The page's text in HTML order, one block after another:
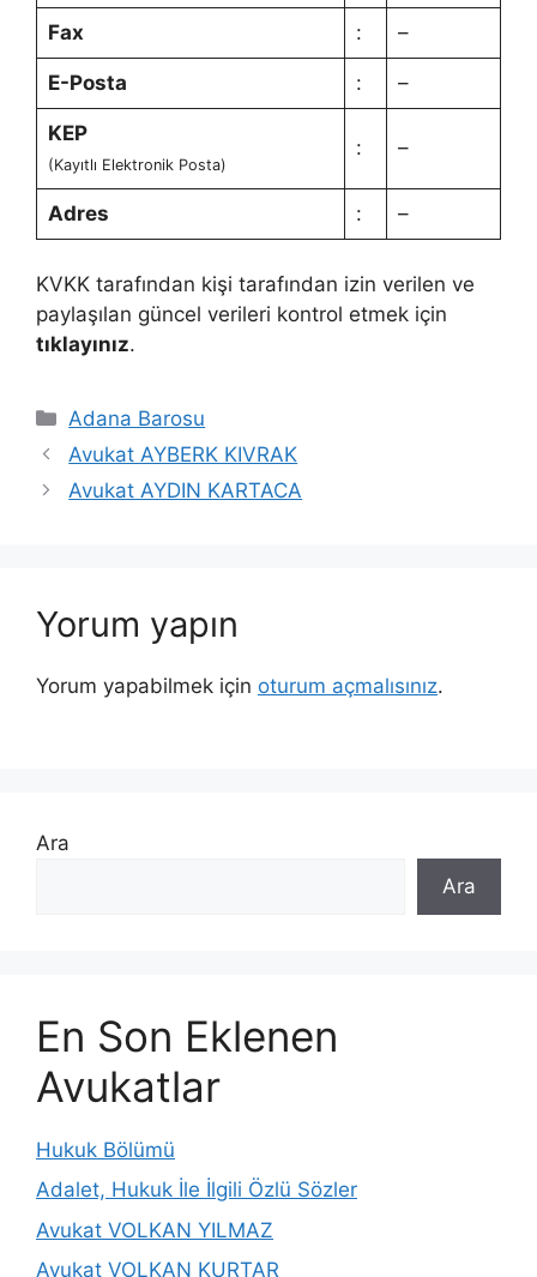
Fax : –
E-Posta : –
KEP
(Kayıtlı Elektronik Posta)
: –
Adres : –
KVKK tarafından kişi tarafından izin verilen ve
paylaşılan güncel verileri kontrol etmek için
tıklayınız.
Kategoriler
Adana Barosu
Avukat AYBERK KIVRAK
Avukat AYDIN KARTACA
Yorum yapın
Yorum yapabilmek için oturum açmalısınız.
Ara
Ara
En Son Eklenen
Avukatlar
Hukuk Bölümü
Adalet, Hukuk İle İlgili Özlü Sözler
Avukat VOLKAN YILMAZ
Avukat VOLKAN KURTAR